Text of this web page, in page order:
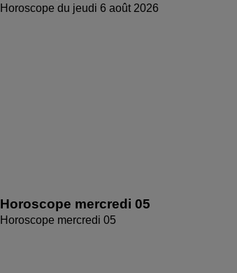
Horoscope du jeudi 6 août 2026
Horoscope mercredi 05
Horoscope mercredi 05